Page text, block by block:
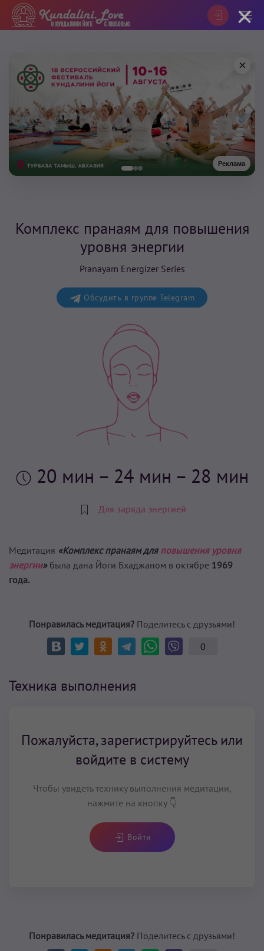
Реклама
×
Комплекс пранаям для повышения
уровня энергии
Pranayam Energizer Series
Обсудить в группе Telegram
20 мин – 24 мин – 28 мин
Для заряда энергией
Медитация «Комплекс пранаям для повышения уровня
энергии»была дана Йоги Бхаджаном в октябре 1969
года.
Понравилась медитация? Поделитесь с друзьями!
0
Техника выполнения
Пожалуйста, зарегистрируйтесь или
войдите в систему
Чтобы увидеть технику выполнения медитации,
нажмите на кнопку 👇
Войти
Понравилась медитация? Поделитесь с друзьями!
×